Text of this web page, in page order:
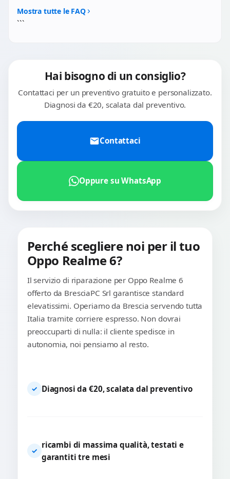
una verifica preliminare di disponibilità del ricambio.
diagnosi tecnica per identificare se il problema è alla
batteria, al connettore di ricarica, alla scheda madre o ad
Mostra tutte le FAQ
```
Hai bisogno di un consiglio?
Contattaci per un preventivo gratuito e personalizzato.
Diagnosi da €20, scalata dal preventivo.
Contattaci
Oppure su WhatsApp
Perché scegliere noi per il tuo
Oppo Realme 6?
Il servizio di riparazione per Oppo Realme 6
offerto da BresciaPC Srl garantisce standard
elevatissimi. Operiamo da Brescia servendo tutta
Italia tramite corriere espresso. Non dovrai
preoccuparti di nulla: il cliente spedisce in
autonomia, noi pensiamo al resto.
✓ Diagnosi da €20, scalata dal preventivo
✓
ricambi di massima qualità, testati e
garantiti tre mesi